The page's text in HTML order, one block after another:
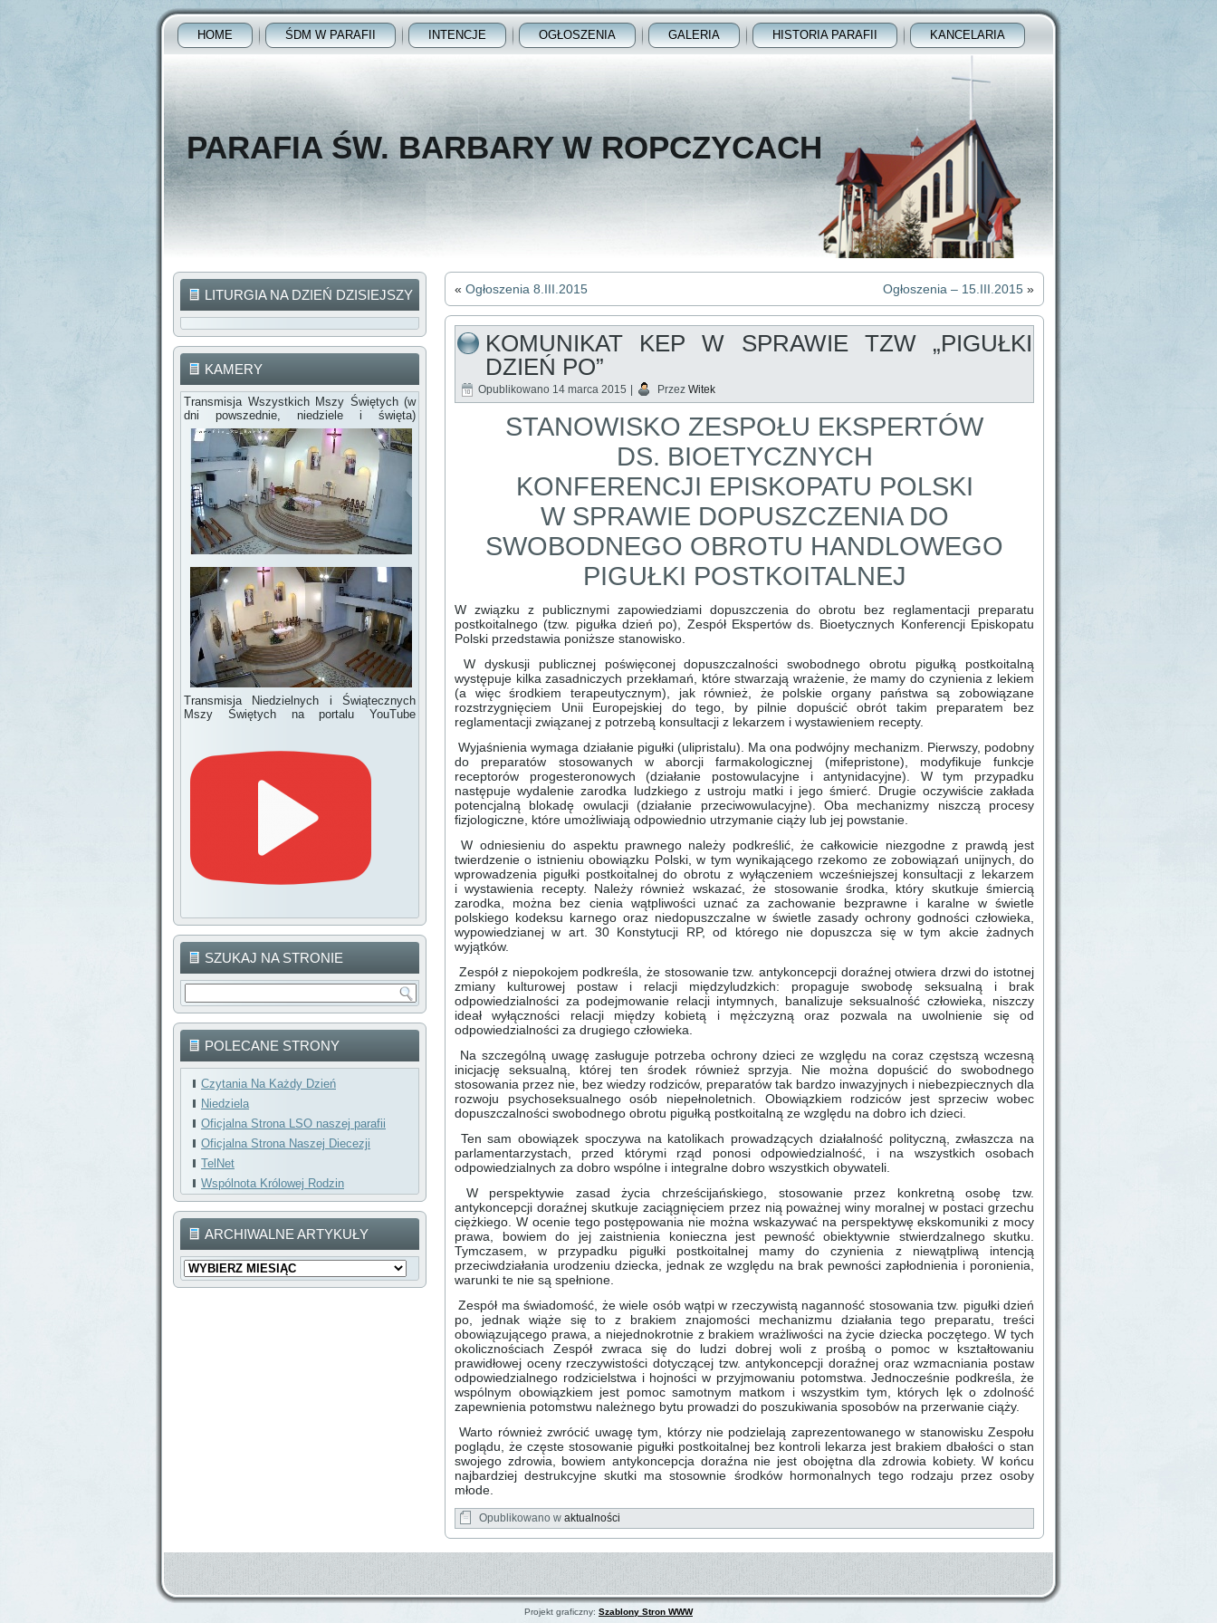
HOME ŚDM W PARAFII INTENCJE OGŁOSZENIA GALERIA HISTORIA PARAFII KANCELARIA
PARAFIA ŚW. BARBARY W ROPCZYCACH
LITURGIA NA DZIEŃ DZISIEJSZY
KAMERY
Transmisja Wszystkich Mszy Świętych (w
dni powszednie, niedziele i święta)
Transmisja Niedzielnych i Świątecznych
Mszy Świętych na portalu YouTube
SZUKAJ NA STRONIE
POLECANE STRONY
Czytania Na Każdy Dzień
Niedziela
Oficjalna Strona LSO naszej parafii
Oficjalna Strona Naszej Diecezji
TelNet
Wspólnota Królowej Rodzin
ARCHIWALNE ARTYKUŁY
Archiwalne
Artykuły
« Ogłoszenia 8.III.2015 Ogłoszenia – 15.III.2015 »
KOMUNIKAT KEP W SPRAWIE TZW „PIGUŁKI
DZIEŃ PO”
Opublikowano 14 marca 2015 Przez Witek
STANOWISKO ZESPOŁU EKSPERTÓW
DS. BIOETYCZNYCH
KONFERENCJI EPISKOPATU POLSKI
W SPRAWIE DOPUSZCZENIA DO
SWOBODNEGO OBROTU HANDLOWEGO
PIGUŁKI POSTKOITALNEJ
W związku z publicznymi zapowiedziami dopuszczenia do obrotu bez reglamentacji preparatu
postkoitalnego (tzw. pigułka dzień po), Zespół Ekspertów ds. Bioetycznych Konferencji Episkopatu
Polski przedstawia poniższe stanowisko.
W dyskusji publicznej poświęconej dopuszczalności swobodnego obrotu pigułką postkoitalną
występuje kilka zasadniczych przekłamań, które stwarzają wrażenie, że mamy do czynienia z lekiem
(a więc środkiem terapeutycznym), jak również, że polskie organy państwa są zobowiązane
rozstrzygnięciem Unii Europejskiej do tego, by pilnie dopuścić obrót takim preparatem bez
reglamentacji związanej z potrzebą konsultacji z lekarzem i wystawieniem recepty.
Wyjaśnienia wymaga działanie pigułki (ulipristalu). Ma ona podwójny mechanizm. Pierwszy, podobny
do preparatów stosowanych w aborcji farmakologicznej (mifepristone), modyfikuje funkcje
receptorów progesteronowych (działanie postowulacyjne i antynidacyjne). W tym przypadku
następuje wydalenie zarodka ludzkiego z ustroju matki i jego śmierć. Drugie oczywiście zakłada
potencjalną blokadę owulacji (działanie przeciwowulacyjne). Oba mechanizmy niszczą procesy
fizjologiczne, które umożliwiają odpowiednio utrzymanie ciąży lub jej powstanie.
W odniesieniu do aspektu prawnego należy podkreślić, że całkowicie niezgodne z prawdą jest
twierdzenie o istnieniu obowiązku Polski, w tym wynikającego rzekomo ze zobowiązań unijnych, do
wprowadzenia pigułki postkoitalnej do obrotu z wyłączeniem wcześniejszej konsultacji z lekarzem
i wystawienia recepty. Należy również wskazać, że stosowanie środka, który skutkuje śmiercią
zarodka, można bez cienia wątpliwości uznać za zachowanie bezprawne i karalne w świetle
polskiego kodeksu karnego oraz niedopuszczalne w świetle zasady ochrony godności człowieka,
wypowiedzianej w art. 30 Konstytucji RP, od którego nie dopuszcza się w tym akcie żadnych
wyjątków.
Zespół z niepokojem podkreśla, że stosowanie tzw. antykoncepcji doraźnej otwiera drzwi do istotnej
zmiany kulturowej postaw i relacji międzyludzkich: propaguje swobodę seksualną i brak
odpowiedzialności za podejmowanie relacji intymnych, banalizuje seksualność człowieka, niszczy
ideał wyłączności relacji między kobietą i mężczyzną oraz pozwala na uwolnienie się od
odpowiedzialności za drugiego człowieka.
Na szczególną uwagę zasługuje potrzeba ochrony dzieci ze względu na coraz częstszą wczesną
inicjację seksualną, której ten środek również sprzyja. Nie można dopuścić do swobodnego
stosowania przez nie, bez wiedzy rodziców, preparatów tak bardzo inwazyjnych i niebezpiecznych dla
rozwoju psychoseksualnego osób niepełnoletnich. Obowiązkiem rodziców jest sprzeciw wobec
dopuszczalności swobodnego obrotu pigułką postkoitalną ze względu na dobro ich dzieci.
Ten sam obowiązek spoczywa na katolikach prowadzących działalność polityczną, zwłaszcza na
parlamentarzystach, przed którymi rząd ponosi odpowiedzialność, i na wszystkich osobach
odpowiedzialnych za dobro wspólne i integralne dobro wszystkich obywateli.
W perspektywie zasad życia chrześcijańskiego, stosowanie przez konkretną osobę tzw.
antykoncepcji doraźnej skutkuje zaciągnięciem przez nią poważnej winy moralnej w postaci grzechu
ciężkiego. W ocenie tego postępowania nie można wskazywać na perspektywę ekskomuniki z mocy
prawa, bowiem do jej zaistnienia konieczna jest pewność obiektywnie stwierdzalnego skutku.
Tymczasem, w przypadku pigułki postkoitalnej mamy do czynienia z niewątpliwą intencją
przeciwdziałania urodzeniu dziecka, jednak ze względu na brak pewności zapłodnienia i poronienia,
warunki te nie są spełnione.
Zespół ma świadomość, że wiele osób wątpi w rzeczywistą naganność stosowania tzw. pigułki dzień
po, jednak wiąże się to z brakiem znajomości mechanizmu działania tego preparatu, treści
obowiązującego prawa, a niejednokrotnie z brakiem wrażliwości na życie dziecka poczętego. W tych
okolicznościach Zespół zwraca się do ludzi dobrej woli z prośbą o pomoc w kształtowaniu
prawidłowej oceny rzeczywistości dotyczącej tzw. antykoncepcji doraźnej oraz wzmacniania postaw
odpowiedzialnego rodzicielstwa i hojności w przyjmowaniu potomstwa. Jednocześnie podkreśla, że
wspólnym obowiązkiem jest pomoc samotnym matkom i wszystkim tym, których lęk o zdolność
zapewnienia potomstwu należnego bytu prowadzi do poszukiwania sposobów na przerwanie ciąży.
Warto również zwrócić uwagę tym, którzy nie podzielają zaprezentowanego w stanowisku Zespołu
poglądu, że częste stosowanie pigułki postkoitalnej bez kontroli lekarza jest brakiem dbałości o stan
swojego zdrowia, bowiem antykoncepcja doraźna nie jest obojętna dla zdrowia kobiety. W końcu
najbardziej destrukcyjne skutki ma stosownie środków hormonalnych tego rodzaju przez osoby
młode.
Opublikowano w aktualności
Projekt graficzny: Szablony Stron WWW